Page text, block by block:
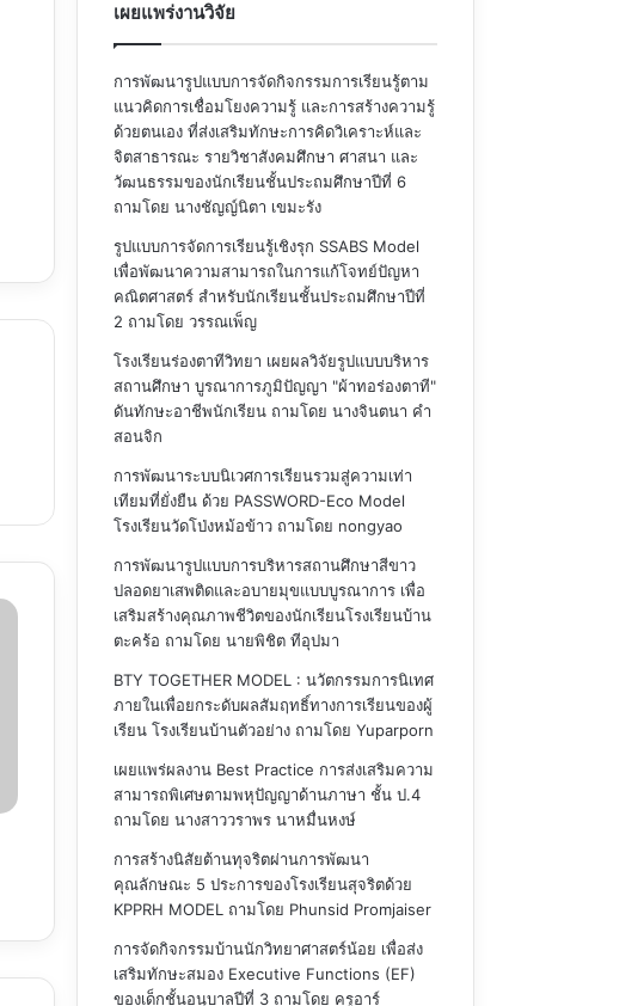
เผยแพร่งานวิจัย
การพัฒนารูปแบบการจัดกิจกรรมการเรียนรู้ตาม
แนวคิดการเชื่อมโยงความรู้ และการสร้างความรู้
ด้วยตนเอง ที่ส่งเสริมทักษะการคิดวิเคราะห์และ
จิตสาธารณะ รายวิชาสังคมศึกษา ศาสนา และ
วัฒนธรรมของนักเรียนชั้นประถมศึกษาปีที่ 6
ถามโดย นางชัญญ์นิตา เขมะรัง
รูปแบบการจัดการเรียนรู้เชิงรุก SSABS Model
เพื่อพัฒนาความสามารถในการแก้โจทย์ปัญหา
คณิตศาสตร์ สำหรับนักเรียนชั้นประถมศึกษาปีที่
2 ถามโดย วรรณเพ็ญ
โรงเรียนร่องตาทีวิทยา เผยผลวิจัยรูปแบบบริหาร
สถานศึกษา บูรณาการภูมิปัญญา "ผ้าทอร่องตาที"
ดันทักษะอาชีพนักเรียนถามโดย นางจินตนา คำ
สอนจิก
การพัฒนาระบบนิเวศการเรียนรวมสู่ความเท่า
เทียมที่ยั่งยืน ด้วย PASSWORD-Eco Model
โรงเรียนวัดโป่งหม้อข้าวถามโดย nongyao
การพัฒนารูปแบบการบริหารสถานศึกษาสีขาว
ปลอดยาเสพติดและอบายมุขแบบบูรณาการ เพื่อ
เสริมสร้างคุณภาพชีวิตของนักเรียนโรงเรียนบ้าน
ตะคร้อ ถามโดย นายพิชิต ทีอุปมา
BTY TOGETHER MODEL : นวัตกรรมการนิเทศ
ภายในเพื่อยกระดับผลสัมฤทธิ์ทางการเรียนของผู้
เรียน โรงเรียนบ้านตัวอย่างถามโดย Yuparporn
เผยแพร่ผลงาน Best Practice การส่งเสริมความ
สามารถพิเศษตามพหุปัญญาด้านภาษา ชั้น ป.4
ถามโดย นางสาววราพร นาหมื่นหงษ์
การสร้างนิสัยต้านทุจริตผ่านการพัฒนา
คุณลักษณะ 5 ประการของโรงเรียนสุจริตด้วย
KPPRH MODELถามโดย Phunsid Promjaiser
การจัดกิจกรรมบ้านนักวิทยาศาสตร์น้อย เพื่อส่ง
เสริมทักษะสมอง Executive Functions (EF)
ของเด็กชั้นอนุบาลปีที่ 3ถามโดย ครูอาร์